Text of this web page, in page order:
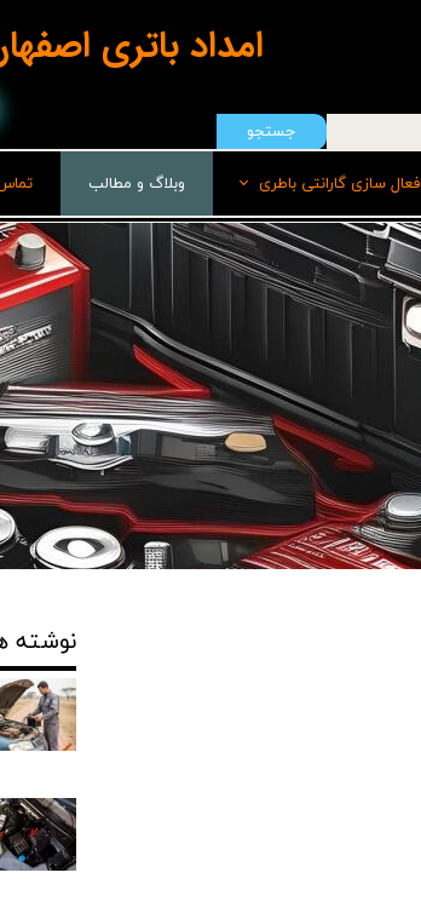
فعال سازی گارانتی باطری
سپاهان باطری
برنا
پاسارگاد(لیدر)
وایا
وبلاگ و مطالب
جستجو
امداد باتری
نوشته